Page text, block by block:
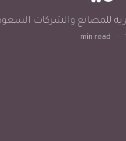
للمصانع والشركات
min read ·